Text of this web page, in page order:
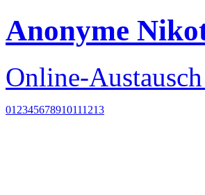
Anonyme
Online-
01 2345678910111213